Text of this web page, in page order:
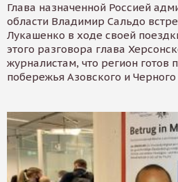
Глава назначенной Россией
области Владимир Сальдо
Лукашенко в ходе своей
этого разговора глава
журналистам, что регион готов
побережья Азовского и